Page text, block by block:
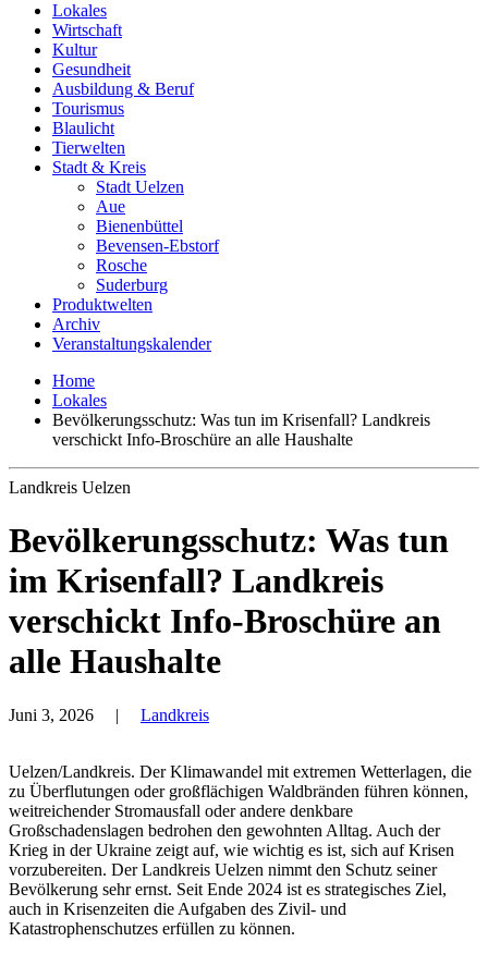
Lokales
Wirtschaft
Kultur
Gesundheit
Ausbildung & Beruf
Tourismus
Blaulicht
Tierwelten
Stadt & Kreis
Stadt Uelzen
Aue
Bienenbüttel
Bevensen-Ebstorf
Rosche
Suderburg
Produktwelten
Archiv
Veranstaltungskalender
Home
Lokales
Bevölkerungsschutz: Was tun im Krisenfall? Landkreis
verschickt Info-Broschüre an alle Haushalte
Landkreis Uelzen
Bevölkerungsschutz: Was tun
im Krisenfall? Landkreis
verschickt Info-Broschüre an
alle Haushalte
Juni 3, 2026 | Landkreis
Uelzen/Landkreis. Der Klimawandel mit extremen Wetterlagen, die
zu Überflutungen oder großflächigen Waldbränden führen können,
weitreichender Stromausfall oder andere denkbare
Großschadenslagen bedrohen den gewohnten Alltag. Auch der
Krieg in der Ukraine zeigt auf, wie wichtig es ist, sich auf Krisen
vorzubereiten. Der Landkreis Uelzen nimmt den Schutz seiner
Bevölkerung sehr ernst. Seit Ende 2024 ist es strategisches Ziel,
auch in Krisenzeiten die Aufgaben des Zivil- und
Katastrophenschutzes erfüllen zu können.